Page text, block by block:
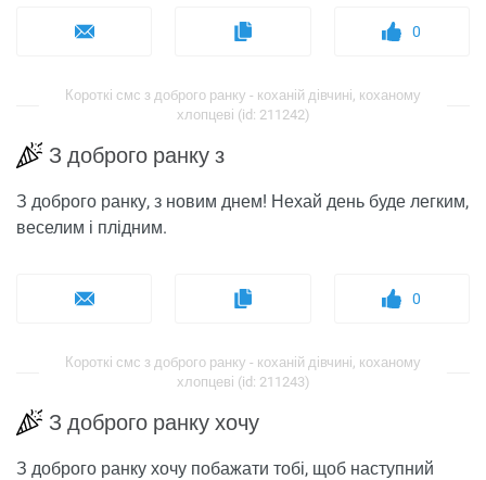
0
Короткі смс з доброго ранку - коханій дівчині, коханому
хлопцеві (id: 211242)
З доброго ранку з
З доброго ранку, з новим днем! Нехай день буде легким,
веселим і плідним.
0
Короткі смс з доброго ранку - коханій дівчині, коханому
хлопцеві (id: 211243)
З доброго ранку хочу
З доброго ранку хочу побажати тобі, щоб наступний